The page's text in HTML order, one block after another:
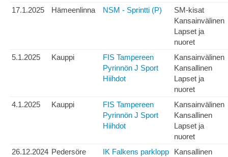
17.1.2025
Hämeenlinna NSM - Sprintti (P)
SM-kisat
Kansainvälinen
Lapset ja
nuoret
5.1.2025
Kauppi
FIS Tampereen
Pyrinnön J Sport
Hiihdot
Kansainvälinen
Kansallinen
Lapset ja
nuoret
4.1.2025
Kauppi
FIS Tampereen
Pyrinnön J Sport
Hiihdot
Kansainvälinen
Kansallinen
Lapset ja
nuoret
26.12.2024 Pedersöre
IK Falkens parklopp
Kansallinen